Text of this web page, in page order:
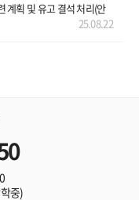
계획 및 유고 결석 처리(안
25.08.22
중)